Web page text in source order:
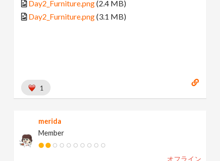
Day2_Furniture.png(2.4 MB)
Day2_Furniture.png(3.1 MB)
1
merida
Member
オフライン